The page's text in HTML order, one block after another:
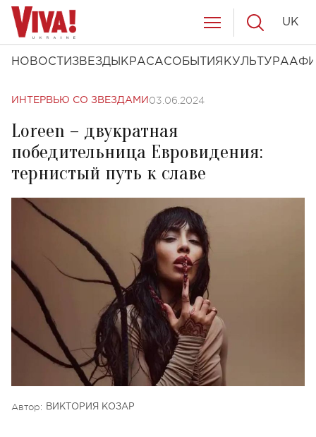
НОВОСТИ ЗВЕЗДЫ КРАСАСОБЫТИЯ КУЛЬТУРА
UK
ИНТЕРВЬЮ СО ЗВЕЗДАМИ 03.06.2024
Loreen – двукратная
победительница Евровидения:
тернистый путь к славе
Автор: ВИКТОРИЯ КОЗАР